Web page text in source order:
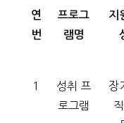
연
번
프로그
램명
지
1
성취 프
로그램
장